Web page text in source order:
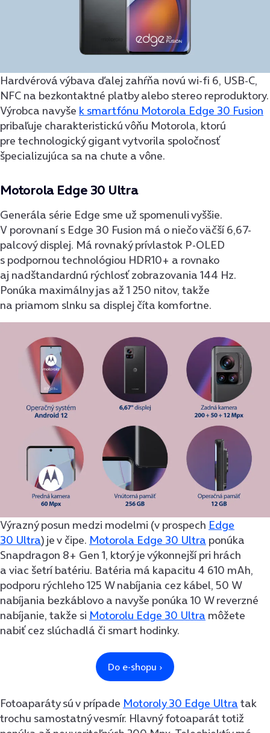
Hardvérová výbava ďalej zahŕňa novú wi-fi 6, USB-C,
NFC na bezkontaktné platby alebo stereo reproduktory.
Výrobca navyše k smartfónu Motorola Edge 30 Fusion
pribaľuje charakteristickú vôňu Motorola, ktorú
pre technologický gigant vytvorila spoločnosť
špecializujúca sa na chute a vône.
Motorola Edge 30 Ultra
Generála série Edge sme už spomenuli vyššie.
V porovnaní s Edge 30 Fusion má o niečo väčší 6,67-
palcový displej. Má rovnaký prívlastok P-OLED
s podpornou technológiou HDR10+ a rovnako
aj nadštandardnú rýchlosť zobrazovania 144 Hz.
Ponúka maximálny jas až 1 250 nitov, takže
na priamom slnku sa displej číta komfortne.
Výrazný posun medzi modelmi (v prospech Edge
30 Ultra) je v čipe. Motorola Edge 30 Ultra ponúka
Snapdragon 8+ Gen 1, ktorý je výkonnejší pri hrách
a viac šetrí batériu. Batéria má kapacitu 4 610 mAh,
podporu rýchleho 125 W nabíjania cez kábel, 50 W
nabíjania bezkáblovo a navyše ponúka 10 W reverzné
nabíjanie, takže si Motorolu Edge 30 Ultra môžete
nabiť cez slúchadlá či smart hodinky.
Fotoaparáty sú v prípade Motoroly 30 Edge Ultra tak
trochu samostatný vesmír. Hlavný fotoaparát totiž